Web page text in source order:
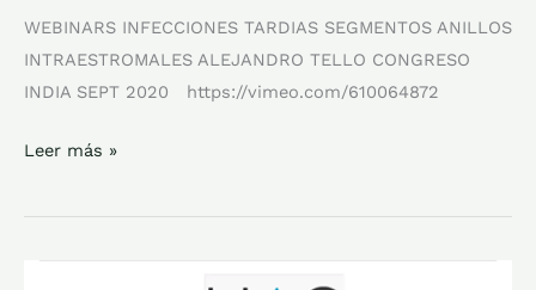
WEBINARS INFECCIONES TARDIAS SEGMENTOS ANILLOS
INTRAESTROMALES ALEJANDRO TELLO CONGRESO
INDIA SEPT 2020 https://vimeo.com/610064872
Leer más »